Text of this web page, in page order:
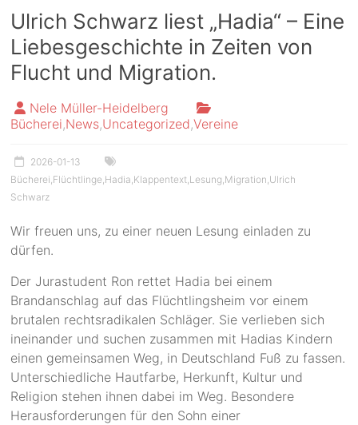
Ulrich Schwarz liest „Hadia“ – Eine
Liebesgeschichte in Zeiten von
Flucht und Migration.
Nele Müller-Heidelberg
Bücherei,News,Uncategorized,Vereine
2026-01-13
Bücherei Flüchtlinge Hadia Klappentext Lesung Migration Ulrich
Schwarz
Wir freuen uns, zu einer neuen Lesung einladen zu
dürfen.
Der Jurastudent Ron rettet Hadia bei einem
Brandanschlag auf das Flüchtlingsheim vor einem
brutalen rechtsradikalen Schläger. Sie verlieben sich
ineinander und suchen zusammen mit Hadias Kindern
einen gemeinsamen Weg, in Deutschland Fuß zu fassen.
Unterschiedliche Hautfarbe, Herkunft, Kultur und
Religion stehen ihnen dabei im Weg. Besondere
Herausforderungen für den Sohn einer